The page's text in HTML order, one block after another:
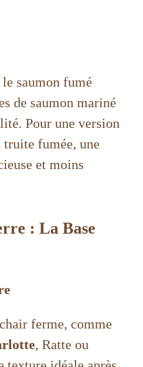
saumon fumé
de saumon mariné
Pour une version
truite fumée, une
et moins
: La Base
ferme, comme
, Ratte ou